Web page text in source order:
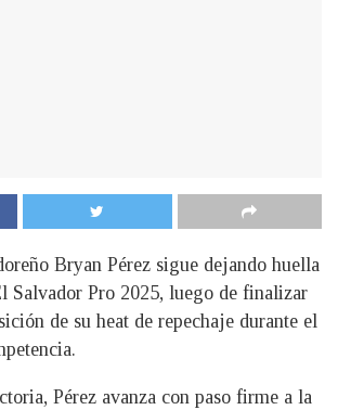
Bryan Pérez sigue dejando huella
Salvador Pro 2025, luego de finalizar
de su heat de repechaje durante el
Pérez avanza con paso firme a la